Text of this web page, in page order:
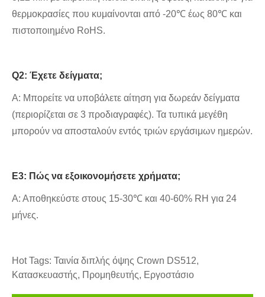
θερμοκρασίες που κυμαίνονται από -20℃ έως 80℃ και
πιστοποιημένο RoHS.
Q2: Έχετε δείγματα;
Α: Μπορείτε να υποβάλετε αίτηση για δωρεάν δείγματα
(περιορίζεται σε 3 προδιαγραφές). Τα τυπικά μεγέθη
μπορούν να αποσταλούν εντός τριών εργάσιμων ημερών.
Ε3: Πώς να εξοικονομήσετε χρήματα;
Α: Αποθηκεύστε στους 15-30℃ και 40-60% RH για 24
μήνες.
Hot Tags: Ταινία διπλής όψης Crown DS512,
Κατασκευαστής, Προμηθευτής, Εργοστάσιο